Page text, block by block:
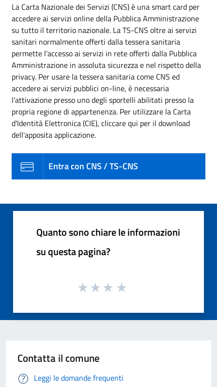
La Carta Nazionale dei Servizi (CNS) è una smart card per
accedere ai servizi online della Pubblica Amministrazione
su tutto il territorio nazionale. La TS-CNS oltre ai servizi
sanitari normalmente offerti dalla tessera sanitaria
permette l'accesso ai servizi in rete offerti dalla Pubblica
Amministrazione in assoluta sicurezza e nel rispetto della
privacy. Per usare la tessera sanitaria come CNS ed
accedere ai servizi pubblici on-line, è necessaria
l'attivazione presso uno degli sportelli abilitati presso la
propria regione di appartenenza. Per utilizzare la Carta
d'Identità Elettronica (CIE), cliccare qui per il download
dell'apposita applicazione.
Entra con CNS / TS-CNS
Quanto sono chiare le informazioni
su questa pagina?
Contatta il comune
Leggi le domande frequenti